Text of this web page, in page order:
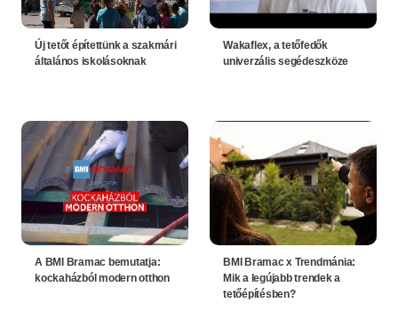
Új tetőt építettünk a szakmári
általános iskolásoknak
Wakaflex, a tetőfedők
univerzális segédeszköze
A BMI Bramac bemutatja:
kockaházból modern otthon
BMI Bramac x Trendmánia:
Mik a legújabb trendek a
tetőépítésben?